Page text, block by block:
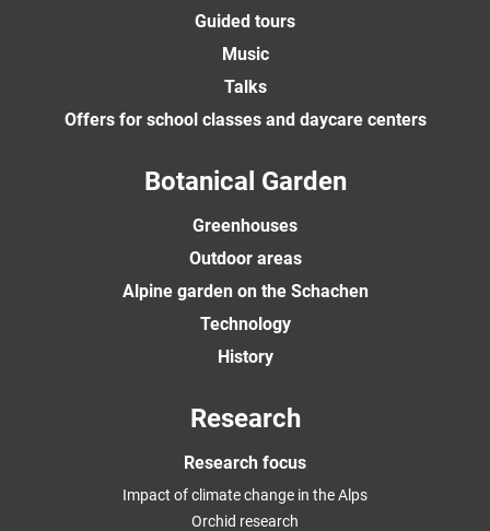
Guided tours
Music
Talks
Offers for school classes and daycare centers
Botanical Garden
Greenhouses
Outdoor areas
Alpine garden on the Schachen
Technology
History
Research
Research focus
Impact of climate change in the Alps
Orchid research